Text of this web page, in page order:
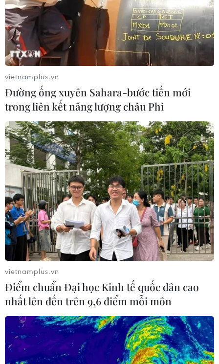
vietnamplus.vn
Đường ống xuyên Sahara-bước tiến mới
trong liên kết năng lượng châu Phi
vietnamplus.vn
Điểm chuẩn Đại học Kinh tế quốc dân cao
nhất lên đến trên 9,6 điểm mỗi môn